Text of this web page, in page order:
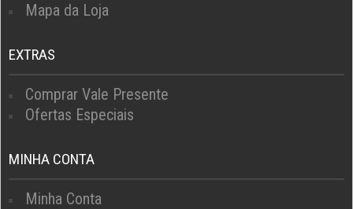
Mapa da Loja
EXTRAS
Comprar Vale Presente
Ofertas Especiais
MINHA CONTA
Minha Conta